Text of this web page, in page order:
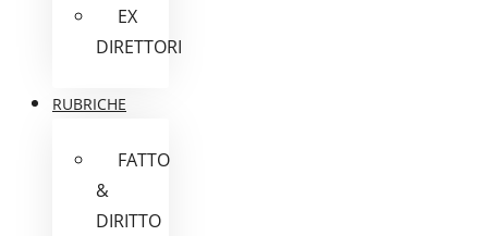
EX
DIRETTORI
RUBRICHE
FATTO
&
DIRITTO